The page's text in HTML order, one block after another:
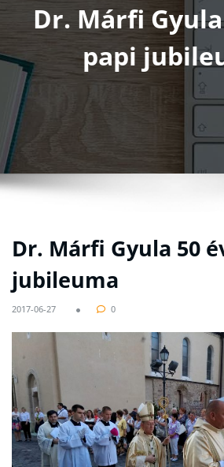
Dr. Márfi
papi
Dr. Márfi Gyula 50
jubileuma
2017-06-27 0